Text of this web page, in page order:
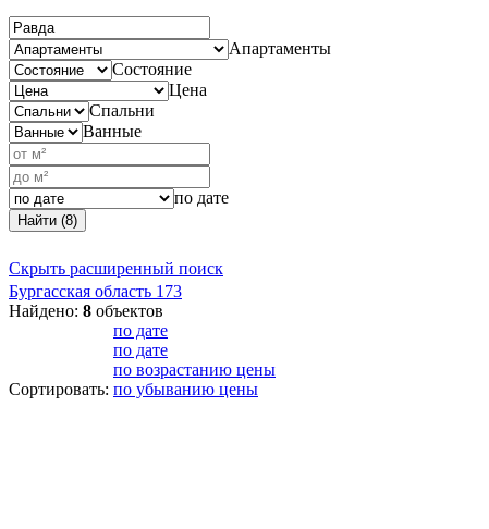
Апартаменты
Состояние
Цена
Спальни
Ванные
по дате
Найти (8)
Скрыть расширенный поиск
Бургасская область 173
Найдено: 8 объектов
Сортировать:
по дате
по дате
по возрастанию цены
по убыванию цены